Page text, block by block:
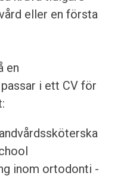
eller en första
en
i ett CV för
inom ortodonti -